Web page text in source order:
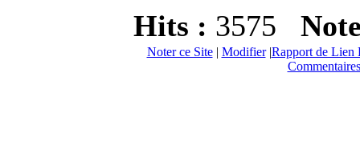
Hits : 3575
Noter ce Site| Modifier|Rapport de Lien